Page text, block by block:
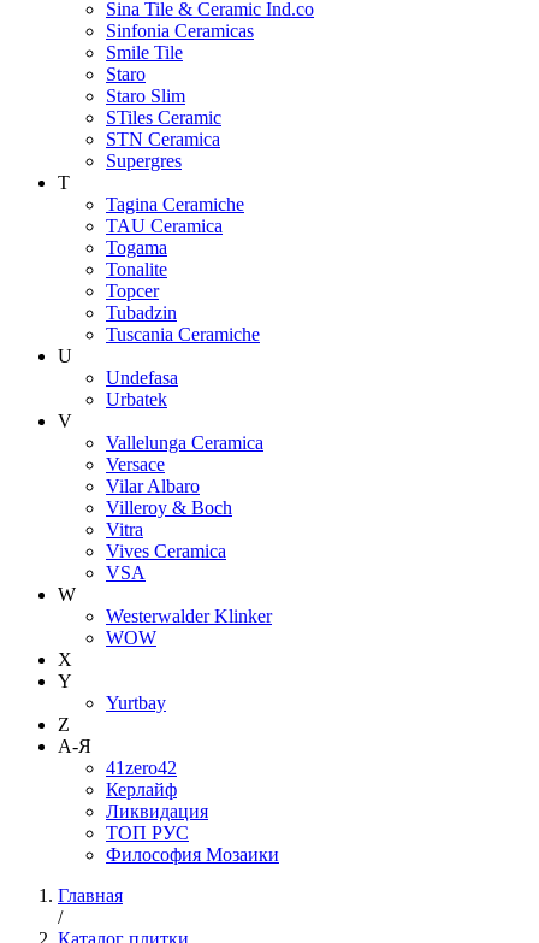
Sina Tile & Ceramic Ind.co
Sinfonia Ceramicas
Smile Tile
Staro
Staro Slim
STiles Ceramic
STN Ceramica
Supergres
T
Tagina Ceramiche
TAU Ceramica
Togama
Tonalite
Topcer
Tubadzin
Tuscania Ceramiche
U
Undefasa
Urbatek
V
Vallelunga Ceramica
Versace
Vilar Albaro
Villeroy & Boch
Vitra
Vives Ceramica
VSA
W
Westerwalder Klinker
WOW
X
Y
Yurtbay
Z
А-Я
41zero42
Керлайф
Ликвидация
ТОП РУС
Философия Мозаики
Главная
/
Каталог плитки